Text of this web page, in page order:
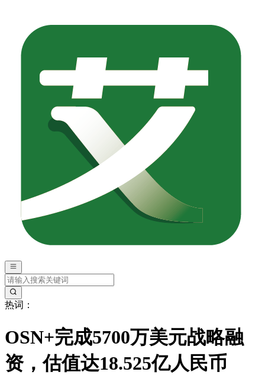
热词：
OSN+完成5700万美元战略融
资，估值达18.525亿人民币